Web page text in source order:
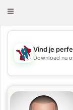
Toggle
💖
Vind je
Download nu